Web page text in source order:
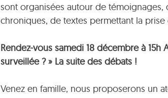
sont organisées autour de témoignages,
chroniques, de textes permettant la
Rendez-vous samedi 18 décembre à
surveillée ? » La suite des débats !
Venez en famille, nous proposerons un